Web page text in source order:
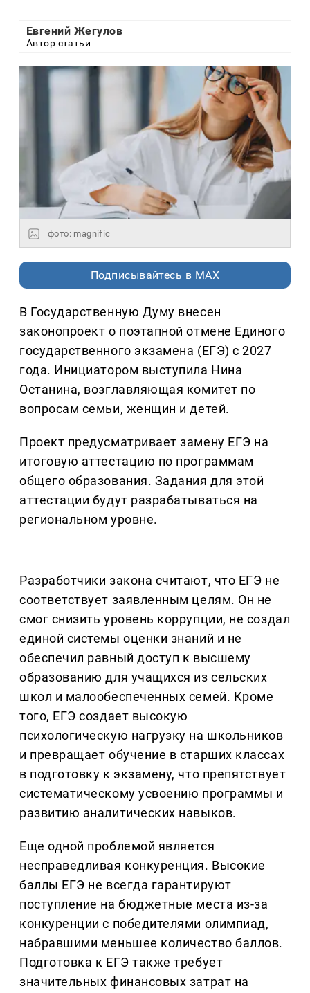
Евгений Жегулов
Автор статьи
фото: magnific
Подписывайтесь в MAX
В Государственную Думу внесен
законопроект о поэтапной отмене Единого
государственного экзамена (ЕГЭ) с 2027
года. Инициатором выступила Нина
Останина, возглавляющая комитет по
вопросам семьи, женщин и детей.
Проект предусматривает замену ЕГЭ на
итоговую аттестацию по программам
общего образования. Задания для этой
аттестации будут разрабатываться на
региональном уровне.
Разработчики закона считают, что ЕГЭ не
соответствует заявленным целям. Он не
смог снизить уровень коррупции, не создал
единой системы оценки знаний и не
обеспечил равный доступ к высшему
образованию для учащихся из сельских
школ и малообеспеченных семей. Кроме
того, ЕГЭ создает высокую
психологическую нагрузку на школьников
и превращает обучение в старших классах
в подготовку к экзамену, что препятствует
систематическому усвоению программы и
развитию аналитических навыков.
Еще одной проблемой является
несправедливая конкуренция. Высокие
баллы ЕГЭ не всегда гарантируют
поступление на бюджетные места из-за
конкуренции с победителями олимпиад,
набравшими меньшее количество баллов.
Подготовка к ЕГЭ также требует
значительных финансовых затрат на